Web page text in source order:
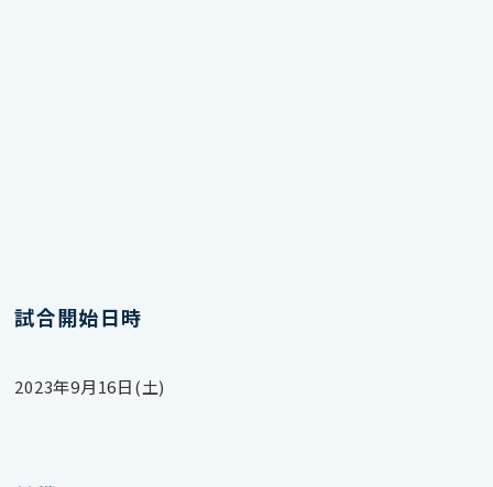
試合開始日時
2023年9月16日(土)